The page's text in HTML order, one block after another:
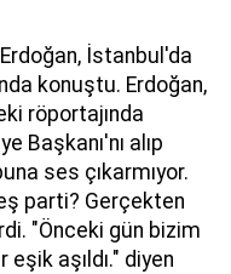
İstanbul'da
konuştu. Erdoğan,
röportajında
Başkanı'nı alıp
ses çıkarmıyor.
parti? Gerçekten
"Önceki gün bizim
aşıldı." diyen